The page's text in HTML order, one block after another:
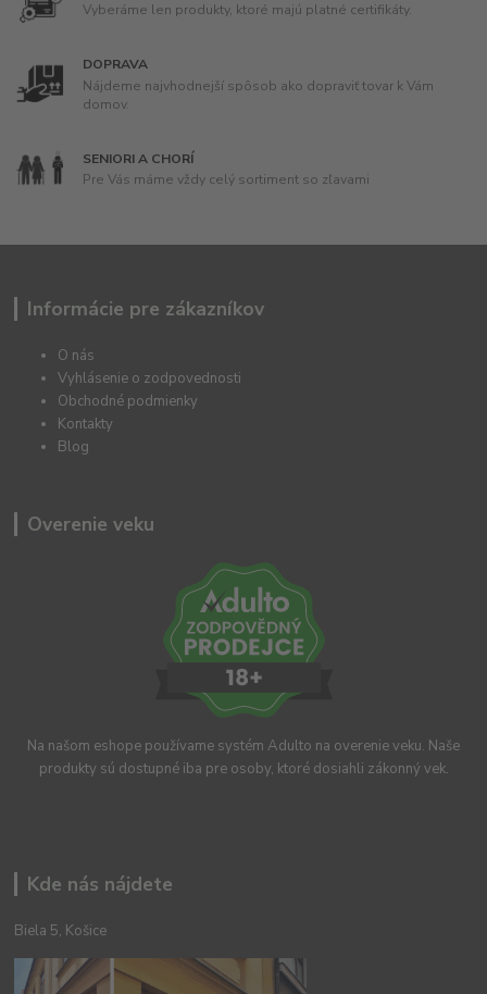
Vyberáme len produkty, ktoré majú platné certifikáty.
DOPRAVA
Nájdeme najvhodnejší spôsob ako dopraviť tovar k Vám
domov.
SENIORI A CHORÍ
Pre Vás máme vždy celý sortiment so zľavami
Informácie pre zákazníkov
O nás
Vyhlásenie o zodpovednosti
Obchodné podmienky
Kontakty
Blog
Overenie veku
Na našom eshope používame systém Adulto na overenie veku. Naše
produkty sú dostupné iba pre osoby, ktoré dosiahli zákonný vek.
Kde nás nájdete
Biela 5, Košice